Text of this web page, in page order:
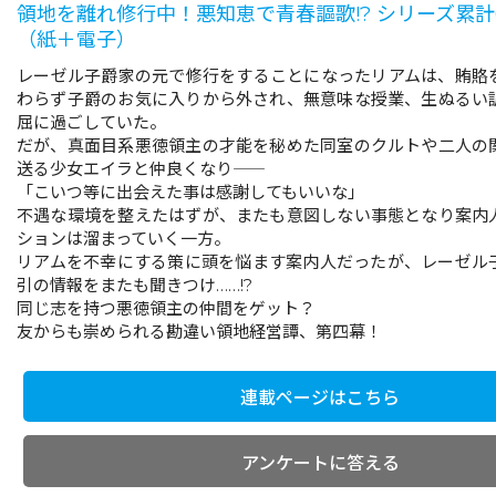
領地を離れ修行中！悪知恵で青春謳歌!? シリーズ累
（紙＋電子）
レーゼル子爵家の元で修行をすることになったリアムは、賄賂
わらず子爵のお気に入りから外され、無意味な授業、生ぬるい
屈に過ごしていた。
だが、真面目系悪徳領主の才能を秘めた同室のクルトや二人の
送る少女エイラと仲良くなり――
「こいつ等に出会えた事は感謝してもいいな」
不遇な環境を整えたはずが、またも意図しない事態となり案内
ションは溜まっていく一方。
リアムを不幸にする策に頭を悩ます案内人だったが、レーゼル
引の情報をまたも聞きつけ……!?
同じ志を持つ悪徳領主の仲間をゲット？
友からも崇められる勘違い領地経営譚、第四幕！
連載ページはこちら
アンケートに答える